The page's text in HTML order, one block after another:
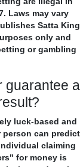
Laws may vary
Satta King
only and
or gambling
guarantee a
luck-based and
person can predict
claiming
for money is